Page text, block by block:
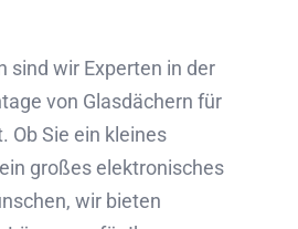
sind wir Experten in der
von Glasdächern für
Ob Sie ein kleines
großes elektronisches
wir bieten